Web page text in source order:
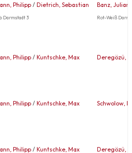
Philipp / Dietrich, Sebastian
Darmstadt 3
Banz, Julian
Rot-Weiß
Philipp / Kuntschke, Max Deregözü,
Philipp / Kuntschke, Max Schwolow,
Philipp / Kuntschke, Max Deregözü,